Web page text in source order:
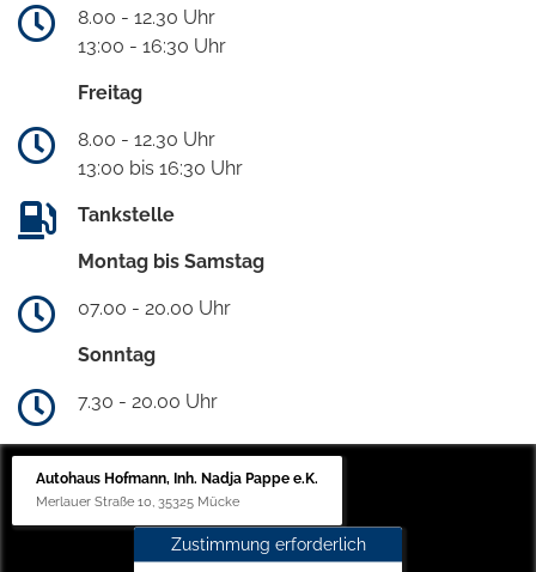
8.00 - 12.30 Uhr
13:00 - 16:30 Uhr
Freitag
8.00 - 12.30 Uhr
13:00 bis 16:30 Uhr
Tankstelle
Montag bis Samstag
07.00 - 20.00 Uhr
Sonntag
7.30 - 20.00 Uhr
Autohaus Hofmann, Inh. Nadja Pappe e.K.
Merlauer Straße 10, 35325 Mücke
Zustimmung erforderlich